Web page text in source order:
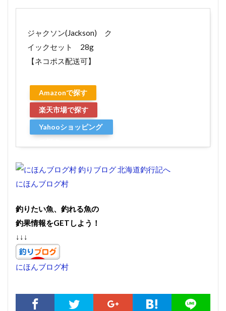
ジャクソン(Jackson) ク
イックセット 28g
【ネコポス配送可】
Amazonで探す
楽天市場で探す
Yahooショッピング
にほんブログ村
釣りたい魚、釣れる魚の
釣果情報をGETしよう！
↓↓↓
にほんブログ村